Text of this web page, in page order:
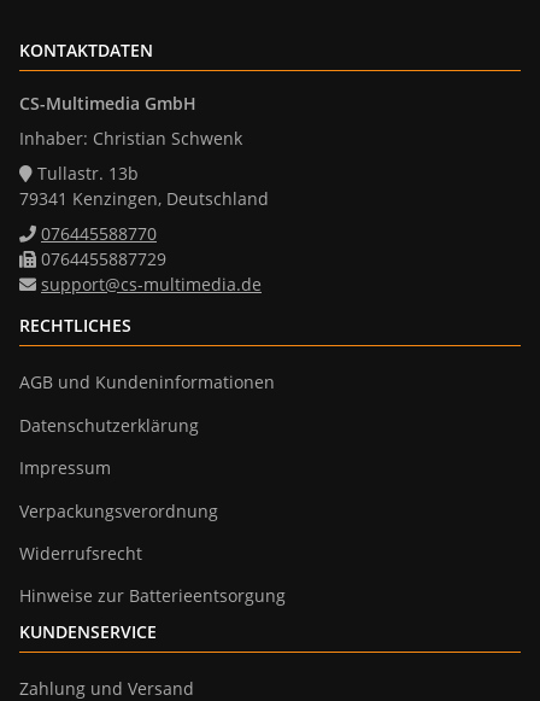
KONTAKTDATEN
CS-Multimedia GmbH
Inhaber: Christian Schwenk
Tullastr. 13b
79341 Kenzingen, Deutschland
076445588770
0764455887729
support@cs-multimedia.de
RECHTLICHES
AGB und Kundeninformationen
Datenschutzerklärung
Impressum
Verpackungsverordnung
Widerrufsrecht
Hinweise zur Batterieentsorgung
KUNDENSERVICE
Zahlung und Versand